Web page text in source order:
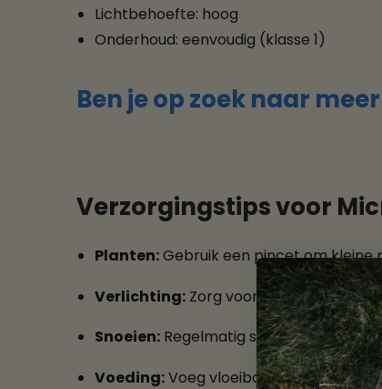
Lichtbehoefte: hoog
Onderhoud: eenvoudig (klasse 1)
Ben je op zoek naar
Verzorgingstips voor
Planten:Gebruik een pincet om kleine
Verlichting:Zorg voor fel licht voor
Snoeien:Regelmatig snoeien
Voeding:Voeg vloeibare